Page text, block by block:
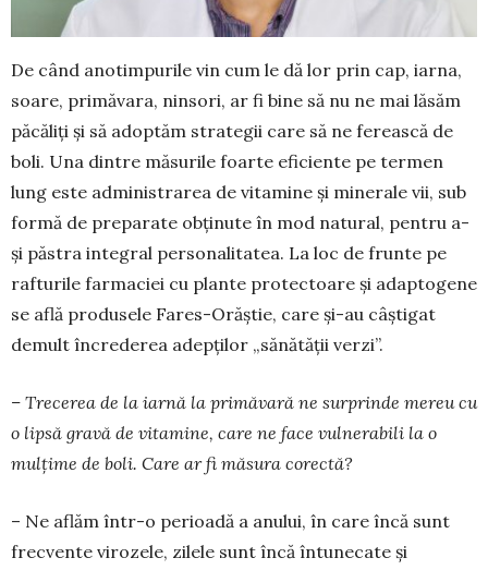
De când anotimpurile vin cum le dă lor prin cap, iarna,
soare, primăvara, ninsori, ar fi bine să nu ne mai lăsăm
păcăliți și să adoptăm strategii care să ne ferească de
boli. Una dintre măsurile foarte eficiente pe termen
lung este administrarea de vitamine și minerale vii, sub
formă de pre­parate obținute în mod natural, pentru a-
și păstra integral per­sonalitatea. La loc de frunte pe
rafturile farmaciei cu plante pro­tectoare și adaptogene
se află pro­dusele Fares-Orăștie, care și-au câștigat
demult încrederea adepților „sănătății verzi”.
– Trecerea de la iarnă la primăvară ne surprinde mereu cu
o lipsă gravă de vitamine, care ne face vulnerabili la o
mulțime de boli. Care ar fi măsura corectă?
– Ne aflăm într-o perioadă a anului, în care încă sunt
frec­vente virozele, zilele sunt încă întunecate și